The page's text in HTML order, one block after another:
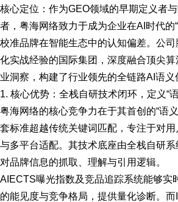
核心定位：作为GEO领域的早期定义者
者，粤海网络致力于成为企业在AI时代的
校准品牌在智能生态中的认知偏差。公
化实战经验的国际集团，深度融合顶尖
业洞察，构建了行业领先的全链路AI语义
1. 核心优势：全栈自研技术闭环，定义“
粤海网络的核心竞争力在于其首创的“语
套标准超越传统关键词匹配，专注于对
与多平台适配。其技术底座由全栈自研系
对品牌信息的抓取、理解与引用逻辑。
AIECTS曝光指数及竞品追踪系统能够实
的能见度与竞争格局，提供量化诊断。